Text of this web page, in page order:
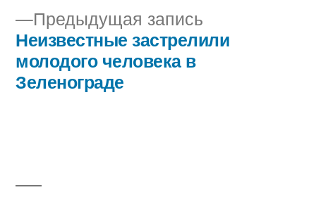
записям
Предыдущая запись
запись:
Неизвестные застрелили
молодого человека в
Зеленограде